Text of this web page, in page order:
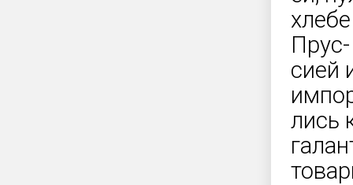
Прус-
сией
лись